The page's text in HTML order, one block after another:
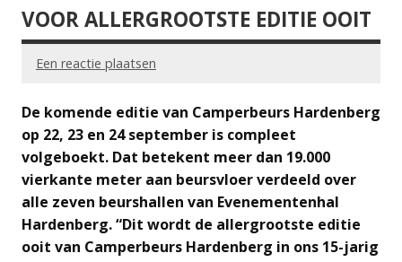
VOOR ALLERGROOTSTE EDITIE OOIT
Een reactie plaatsen
De komende editie van Camperbeurs Hardenberg
op 22, 23 en 24 september is compleet
volgeboekt. Dat betekent meer dan 19.000
vierkante meter aan beursvloer verdeeld over
alle zeven beurshallen van Evenementenhal
Hardenberg. “Dit wordt de allergrootste editie
ooit van Camperbeurs Hardenberg in ons 15-jarig